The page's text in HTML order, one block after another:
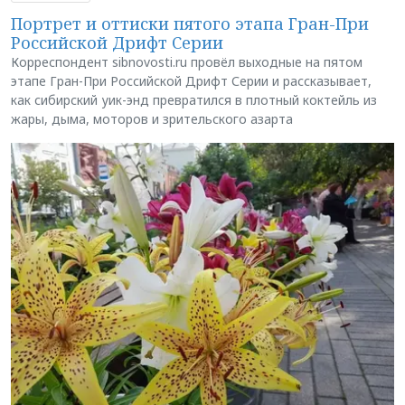
Портрет и оттиски пятого этапа Гран-При
Российской Дрифт Серии
Корреспондент sibnovosti.ru провёл выходные на пятом
этапе Гран-При Российской Дрифт Серии и рассказывает,
как сибирский уик-энд превратился в плотный коктейль из
жары, дыма, моторов и зрительского азарта